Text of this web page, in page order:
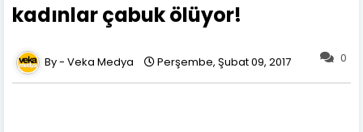
kadınlar çabuk ölüyor!
0
Veka Medya Perşembe, Şubat 09, 2017